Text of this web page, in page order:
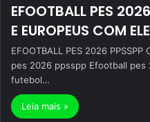
EFOOTBALL PES
E EUROPEUS COM
EFOOTBALL PES 2026
pes 2026 ppsspp Efootball
futebol…
Leia mais »